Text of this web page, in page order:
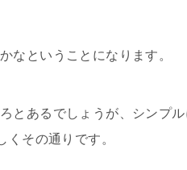
なということになります。
とあるでしょうが、シンプ
くその通りです。